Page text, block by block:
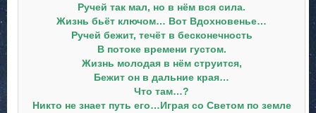
Ручей так мал, но в нём вся сила.
Жизнь бьёт ключом… Вот Вдохновенье…
Ручей бежит, течёт в бесконечность
В потоке времени густом.
Жизнь молодая в нём струится,
Бежит он в дальние края…
Что там…?
Никто не знает путь его…Играя со Светом по земле